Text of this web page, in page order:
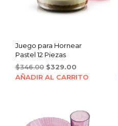
Juego para Hornear
Pastel 12 Piezas
$346.00 Original
price
$329.00
price
AÑADIR AL CARRITO